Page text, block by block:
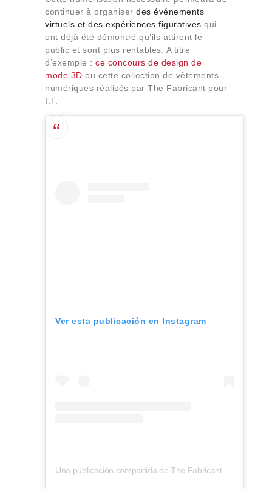
continuer à organiser des événements
virtuels et des expériences figuratives qui
ont déjà été démontré qu’ils attirent le
public et sont plus rentables. A titre
d’exemple : ce concours de design de
mode 3D ou cette collection de vêtements
numériques réalisés par The Fabricant pour
I.T.
Ver esta publicación en Instagram